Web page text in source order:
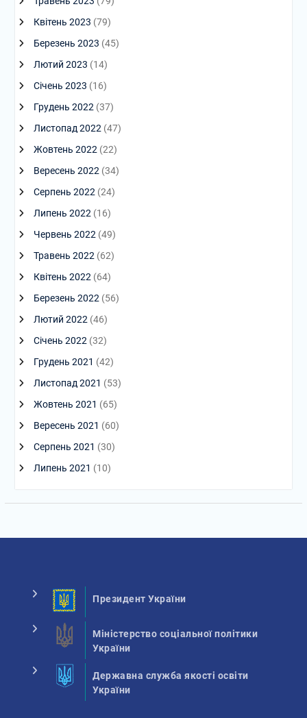
Квітень 2023 (79)
Березень 2023 (45)
Лютий 2023 (14)
Січень 2023 (16)
Грудень 2022 (37)
Листопад 2022 (47)
Жовтень 2022 (22)
Вересень 2022 (34)
Серпень 2022 (24)
Липень 2022 (16)
Червень 2022 (49)
Травень 2022 (62)
Квітень 2022 (64)
Березень 2022 (56)
Лютий 2022 (46)
Січень 2022 (32)
Грудень 2021 (42)
Листопад 2021 (53)
Жовтень 2021 (65)
Вересень 2021 (60)
Серпень 2021 (30)
Липень 2021 (10)
Президент України
Міністерство соціальної політики
України
Державна служба якості освіти
України